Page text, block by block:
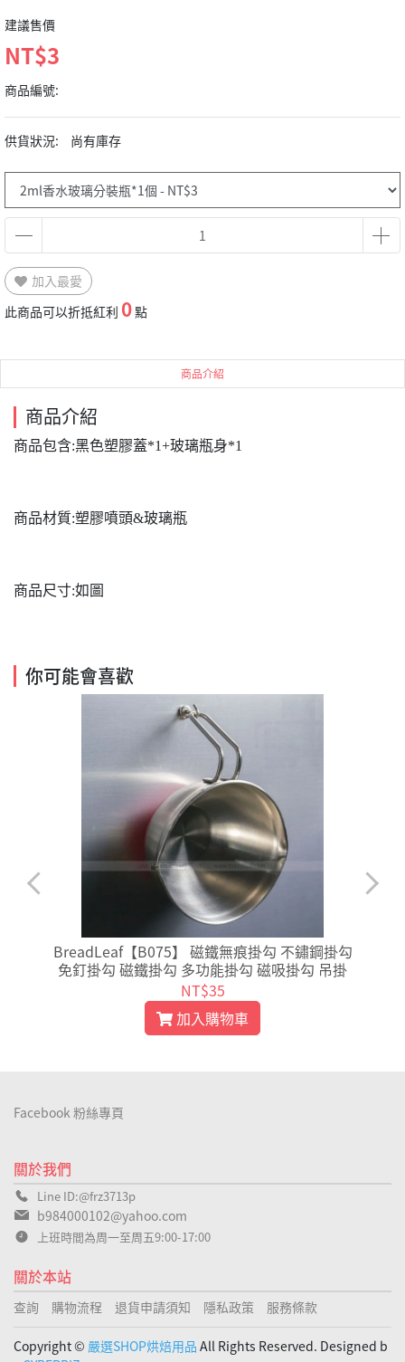
建議售價
NT$3
商品編號:
供貨狀況: 尚有庫存
加入最愛
此商品可以折抵紅利 0點
商品介紹
商品介紹
商品包含:黑色塑膠蓋*1+玻璃瓶身*1
商品材質:塑膠噴頭&玻璃瓶
商品尺寸:如圖
你可能會喜歡
BreadLeaf【B075】 磁鐵無痕掛勾 不鏽鋼掛勾
免釘掛勾 磁鐵掛勾 多功能掛勾 磁吸掛勾 吊掛
NT$35
加入購物車
關於我們
Line ID:@frz3713p
b984000102@yahoo.com
上班時間為周一至周五9:00-17:00
關於本站
查詢 購物流程 退貨申請須知 隱私政策 服務條款
Facebook 粉絲專頁
Copyright © 嚴選SHOP烘焙用品 All Rights Reserved. Designed b